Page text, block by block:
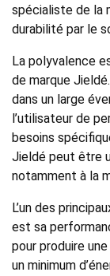
spécialiste de la
durabilité par le
La polyvalence
de marque
dans un large
l’utilisateur de
besoins
Jieldé peut être
notamment à la
L’un des
est sa
pour produire
un minimum